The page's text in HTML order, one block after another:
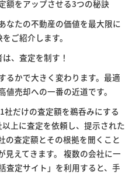
額をアップさせる3つの秘訣
なたの不動産の価値を最大限に
ご紹介します。
、査定を制す！
るかで大きく変わります。最適
売却への一番の近道です。
だけの査定額を鵜呑みにする
上に査定を依頼し、提示された
の査定額とその根拠を聞くこと
見えてきます。 複数の会社に一
査定サイト」を利用すると、手